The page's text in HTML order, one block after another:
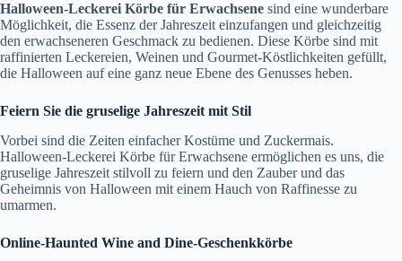
Halloween-Leckerei Körbe für Erwachsene sind eine wunderbare
Möglichkeit, die Essenz der Jahreszeit einzufangen und gleichzeitig
den erwachseneren Geschmack zu bedienen. Diese Körbe sind mit
raffinierten Leckereien, Weinen und Gourmet-Köstlichkeiten gefüllt,
die Halloween auf eine ganz neue Ebene des Genusses heben.
Feiern Sie die gruselige Jahreszeit mit Stil
Vorbei sind die Zeiten einfacher Kostüme und Zuckermais.
Halloween-Leckerei Körbe für Erwachsene ermöglichen es uns, die
gruselige Jahreszeit stilvoll zu feiern und den Zauber und das
Geheimnis von Halloween mit einem Hauch von Raffinesse zu
umarmen.
Online-Haunted Wine and Dine-Geschenkkörbe